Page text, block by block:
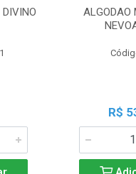
ALGODAO
R$